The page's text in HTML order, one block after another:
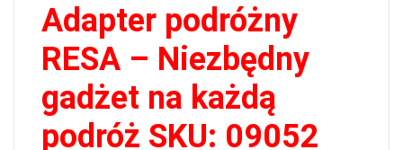
Adapter podróżny
RESA – Niezbędny
gadżet na każdą
podróż SKU: 09052